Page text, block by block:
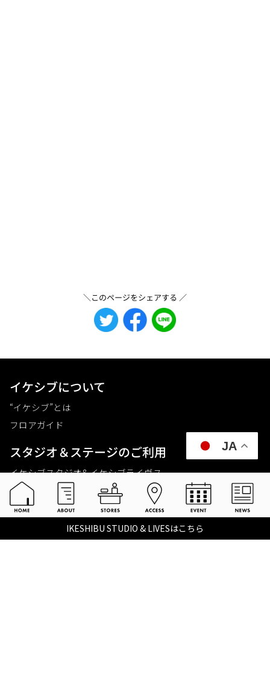
IKESHIBU STUDIO & LIVESはこちら
＼このページをシェアする ／
イケシブについて
“イケシブ”とは
フロアガイド
スタジオ＆ステージのご利⽤
イケシブスタジオ& イケシブライヴス
お買いものをする
池部楽器店 総合ECサイト
池部楽器店 店舗一覧
JA